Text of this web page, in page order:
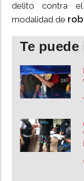
delito contra
modalidad de
Te